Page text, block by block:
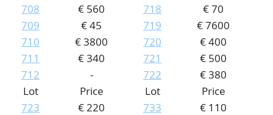
708
€ 560
709
€ 45
710
€ 3800
711
€ 340
712
-
718
€ 70
719
€ 7600
720
€ 400
721
€ 500
722
€ 380
Lot
Price
723
€ 220
Lot
Price
733
€ 110